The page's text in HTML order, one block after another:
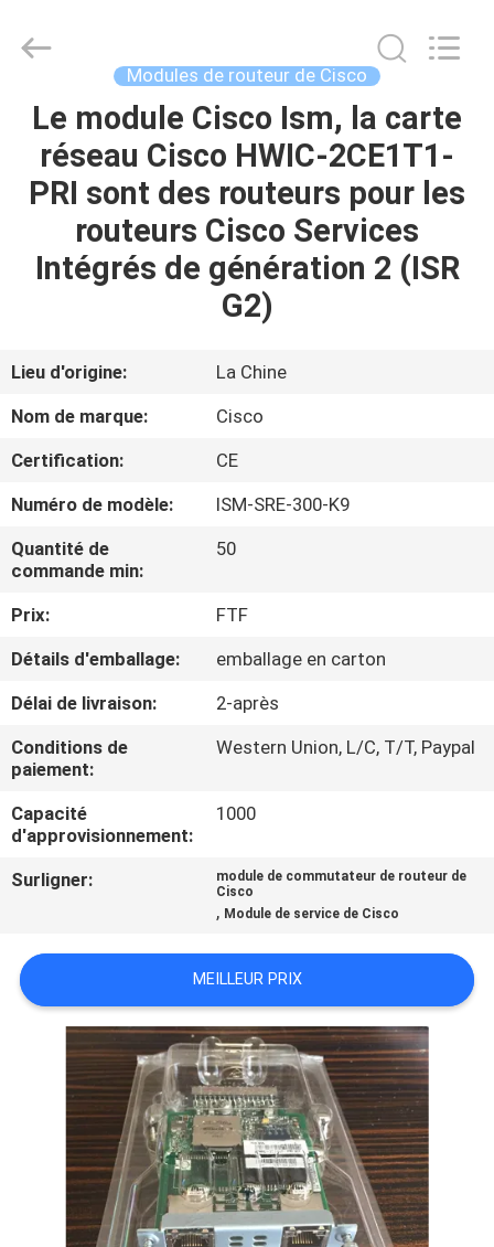
MAISON
PRODUITS
À
DE
NOUS
VISITE
DE
L'USINE
CONTRÔLE
DE
LA
QUALITÉ
CONTACTER
NOUVELLES
AFFAIRES
SITEMAP
Equipment
Modules de routeur de Cisco
Le module Cisco Ism, la carte
réseau Cisco HWIC-2CE1T1-
PRI sont des routeurs pour les
routeurs Cisco Services
Intégrés de génération 2 (ISR
G2)
Lieu d'origine:
La Chine
Nom de marque:
Cisco
Certification:
CE
Numéro de modèle:
ISM-SRE-300-K9
Quantité de
commande min:
50
Prix:
FTF
Détails d'emballage:
emballage en carton
Délai de livraison:
2-après
Conditions de
paiement:
Western Union, L/C, T/T, Paypal
Capacité
d'approvisionnement:
1000
Surligner:
module de commutateur de routeur de
Cisco
, Module de service de Cisco
MEILLEUR PRIX